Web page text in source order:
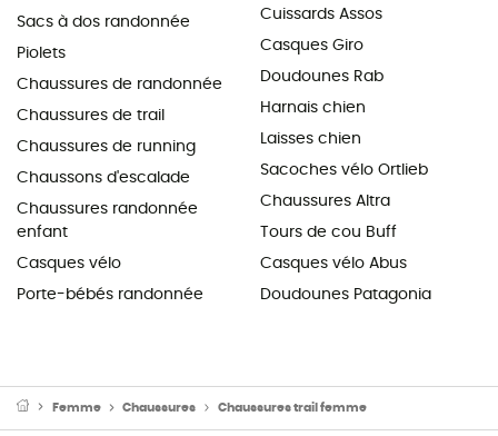
Sacs à dos randonnée
Piolets
Chaussures de randonnée
Chaussures de trail
Chaussures de running
Chaussons d'escalade
Chaussures randonnée
enfant
Casques vélo
Porte-bébés randonnée
Cuissards Assos
Casques Giro
Doudounes Rab
Harnais chien
Laisses chien
Sacoches vélo Ortlieb
Chaussures Altra
Tours de cou Buff
Casques vélo Abus
Doudounes Patagonia
Femme Chaussures Chaussures trail femme